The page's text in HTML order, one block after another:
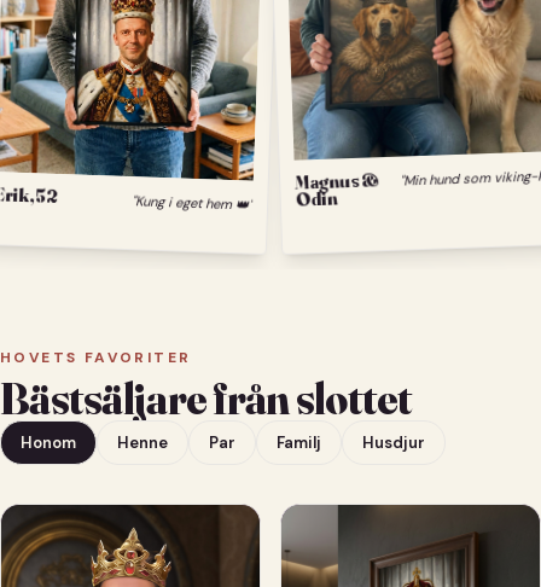
52 "Kung i eget hem 👑"
Magnus &
Odin
HOVETS FAVORITER
Bästsäljare från slottet
Honom Henne Par Familj Husdjur